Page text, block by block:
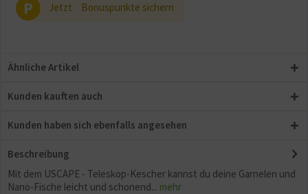
P Jetzt Bonuspunkte sichern
Ähnliche Artikel
Kunden kauften auch
Kunden haben sich ebenfalls angesehen
Beschreibung
Mit dem USCAPE - Teleskop-Kescher kannst du deine Garnelen und
Nano-Fische leicht und schonend... mehr